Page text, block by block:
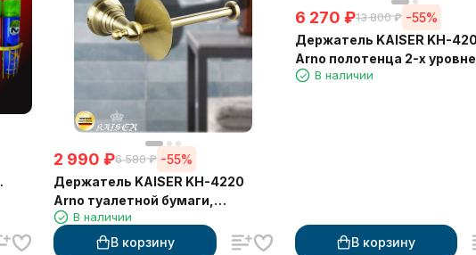
2 990 ₽6 580 ₽ -55%
Держатель KAISER KH-4220
Arno туалетной бумаги,
настенный
В наличии
В корзину
6 270 ₽13 800 ₽ -55%
Держатель KAISER KH-
Arno полотенца 2-х
63 смВ наличии
В корзину